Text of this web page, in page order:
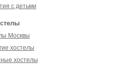
с детьми
Москвы
хостелы
хостелы